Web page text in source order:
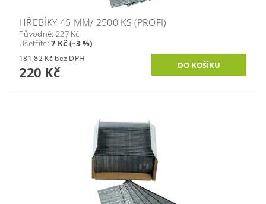
HŘEBÍKY 45 MM/ 2500 KS (PROFI)
Původně: 227 Kč
Ušetříte:7 Kč (–3 %)
181,82 Kč bez DPH
220 Kč